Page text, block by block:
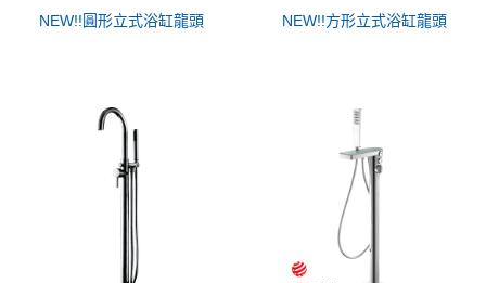
NEW!!圓形立式浴缸龍頭 NEW!!方形立式浴缸龍頭